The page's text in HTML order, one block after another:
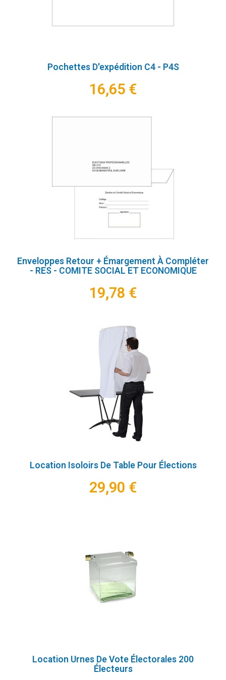
Pochettes D'expédition C4 - P4S
16,65 €
Enveloppes Retour + Émargement À Compléter
- RES - COMITE SOCIAL ET ECONOMIQUE
19,78 €
Location Isoloirs De Table Pour Élections
29,90 €
Location Urnes De Vote Électorales 200
Électeurs